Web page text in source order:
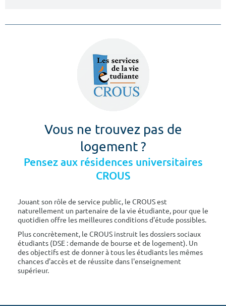
Vous ne trouvez pas de
logement ?
Pensez aux résidences universitaires
CROUS
Jouant son rôle de service public, le CROUS est
naturellement un partenaire de la vie étudiante, pour que le
quotidien offre les meilleures conditions d'étude possibles.
Plus concrètement, le CROUS instruit les dossiers sociaux
étudiants (DSE : demande de bourse et de logement). Un
des objectifs est de donner à tous les étudiants les mêmes
chances d'accès et de réussite dans l'enseignement
supérieur.